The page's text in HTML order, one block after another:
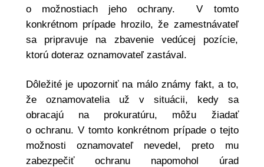
o možnostiach jeho ochrany. V tomto
konkrétnom prípade hrozilo, že zamestnávateľ
sa pripravuje na zbavenie vedúcej pozície,
ktorú doteraz oznamovateľ zastával.
Dôležité je upozorniť na málo známy fakt, a to,
že oznamovatelia už v situácii, kedy sa
obracajú na prokuratúru, môžu žiadať
o ochranu. V tomto konkrétnom prípade o tejto
možnosti oznamovateľ nevedel, preto mu
zabezpečiť ochranu napomohol úrad